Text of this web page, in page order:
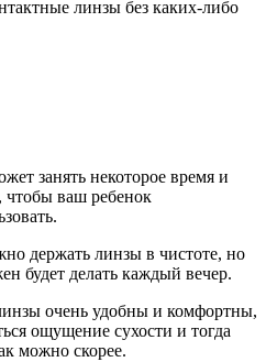
линзы без каких-либо
занять некоторое время и
чтобы ваш ребенок
держать линзы в чистоте, но
будет делать каждый вечер.
очень удобны и комфортны,
ощущение сухости и тогда
можно скорее.